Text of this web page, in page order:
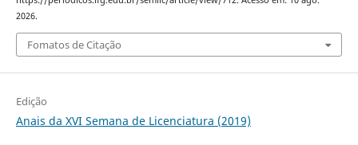
2026.
Fomatos de Citação
Edição
Anais da XVI Semana de Licenciatura (2019)